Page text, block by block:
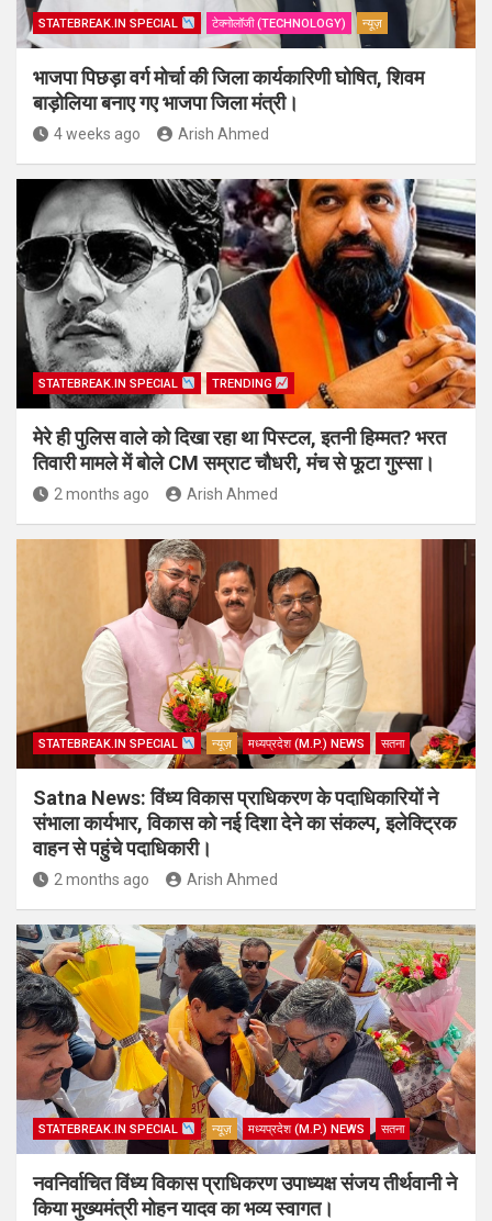
STATEBREAK.IN SPECIAL टेक्नोलॉजी (TECHNOLOGY) न्यूज़
भाजपा पिछड़ा वर्ग मोर्चा की जिला कार्यकारिणी घोषित, शिवम
बाड़ोलिया बनाए गए भाजपा जिला मंत्री।
4 weeks ago Arish Ahmed
STATEBREAK.IN SPECIAL TRENDING
मेरे ही पुलिस वाले को दिखा रहा था पिस्टल, इतनी हिम्मत? भरत
तिवारी मामले में बोले CM सम्राट चौधरी, मंच से फूटा गुस्सा।
2 months ago Arish Ahmed
STATEBREAK.IN SPECIAL न्यूज़ मध्यप्रदेश (M.P.) NEWS सतना
Satna News: विंध्य विकास प्राधिकरण के पदाधिकारियों ने
संभाला कार्यभार, विकास को नई दिशा देने का संकल्प, इलेक्ट्रिक
वाहन से पहुंचे पदाधिकारी।
2 months ago Arish Ahmed
STATEBREAK.IN SPECIAL न्यूज़ मध्यप्रदेश (M.P.) NEWS सतना
नवनिर्वाचित विंध्य विकास प्राधिकरण उपाध्यक्ष संजय तीर्थवानी ने
किया मुख्यमंत्री मोहन यादव का भव्य स्वागत।